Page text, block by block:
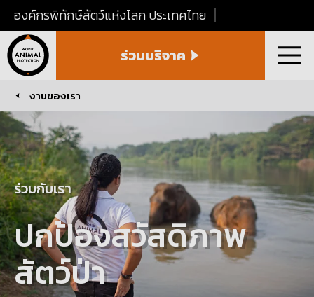
องค์กรพิทักษ์สัตว์แห่งโลก ประเทศไทย
Animal
Protection
Thailand
ร่วมบริจาค เมนู
You are here:
งานของเรา
ปกป้องสวัสดิภาพ
สัตว์ป่า
ร่วมกับเรา